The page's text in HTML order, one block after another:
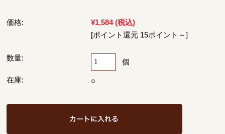
価格: ¥1,584 (税込)
[ポイント還元 15ポイント～]
数量: 個
在庫: ○